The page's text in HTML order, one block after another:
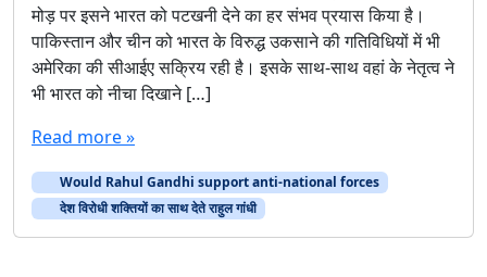
मोड़ पर इसने भारत को पटखनी देने का हर संभव प्रयास किया है।
पाकिस्तान और चीन को भारत के विरुद्ध उकसाने की गतिविधियों में भी
अमेरिका की सीआईए सक्रिय रही है। इसके साथ-साथ वहां के नेतृत्व ने
भी भारत को नीचा दिखाने […]
Read more »
Would Rahul Gandhi support anti-national forces
देश विरोधी शक्तियों का साथ देते राहुल गांधी